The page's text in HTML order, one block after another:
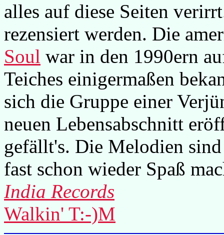
alles auf diese Seiten
rezensiert werden. Die
Soul war in den 1990ern
Teiches einigermaßen
sich die Gruppe einer
neuen Lebensabschnitt
gefällt's. Die Melodien
fast schon wieder Spaß
India Records
Walkin' T:-)M